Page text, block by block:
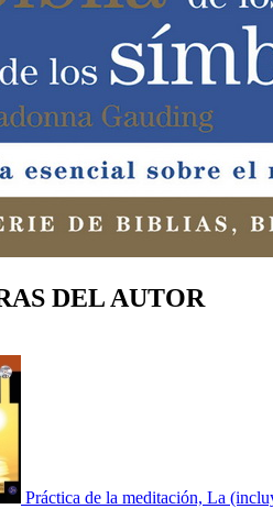
DEL AUTOR
Práctica de la meditación, La